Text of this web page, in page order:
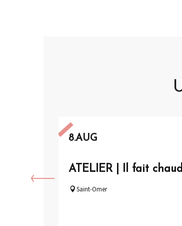
8.AUG
ATELIER | Il fait
Saint-Omer